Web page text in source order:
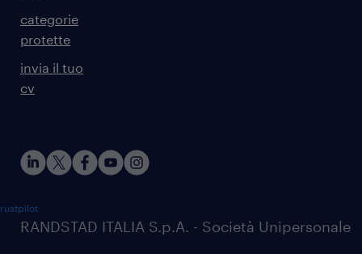
categorie
protette
invia il tuo
cv
RANDSTAD ITALIA S.p.A. - Società Unipersonale